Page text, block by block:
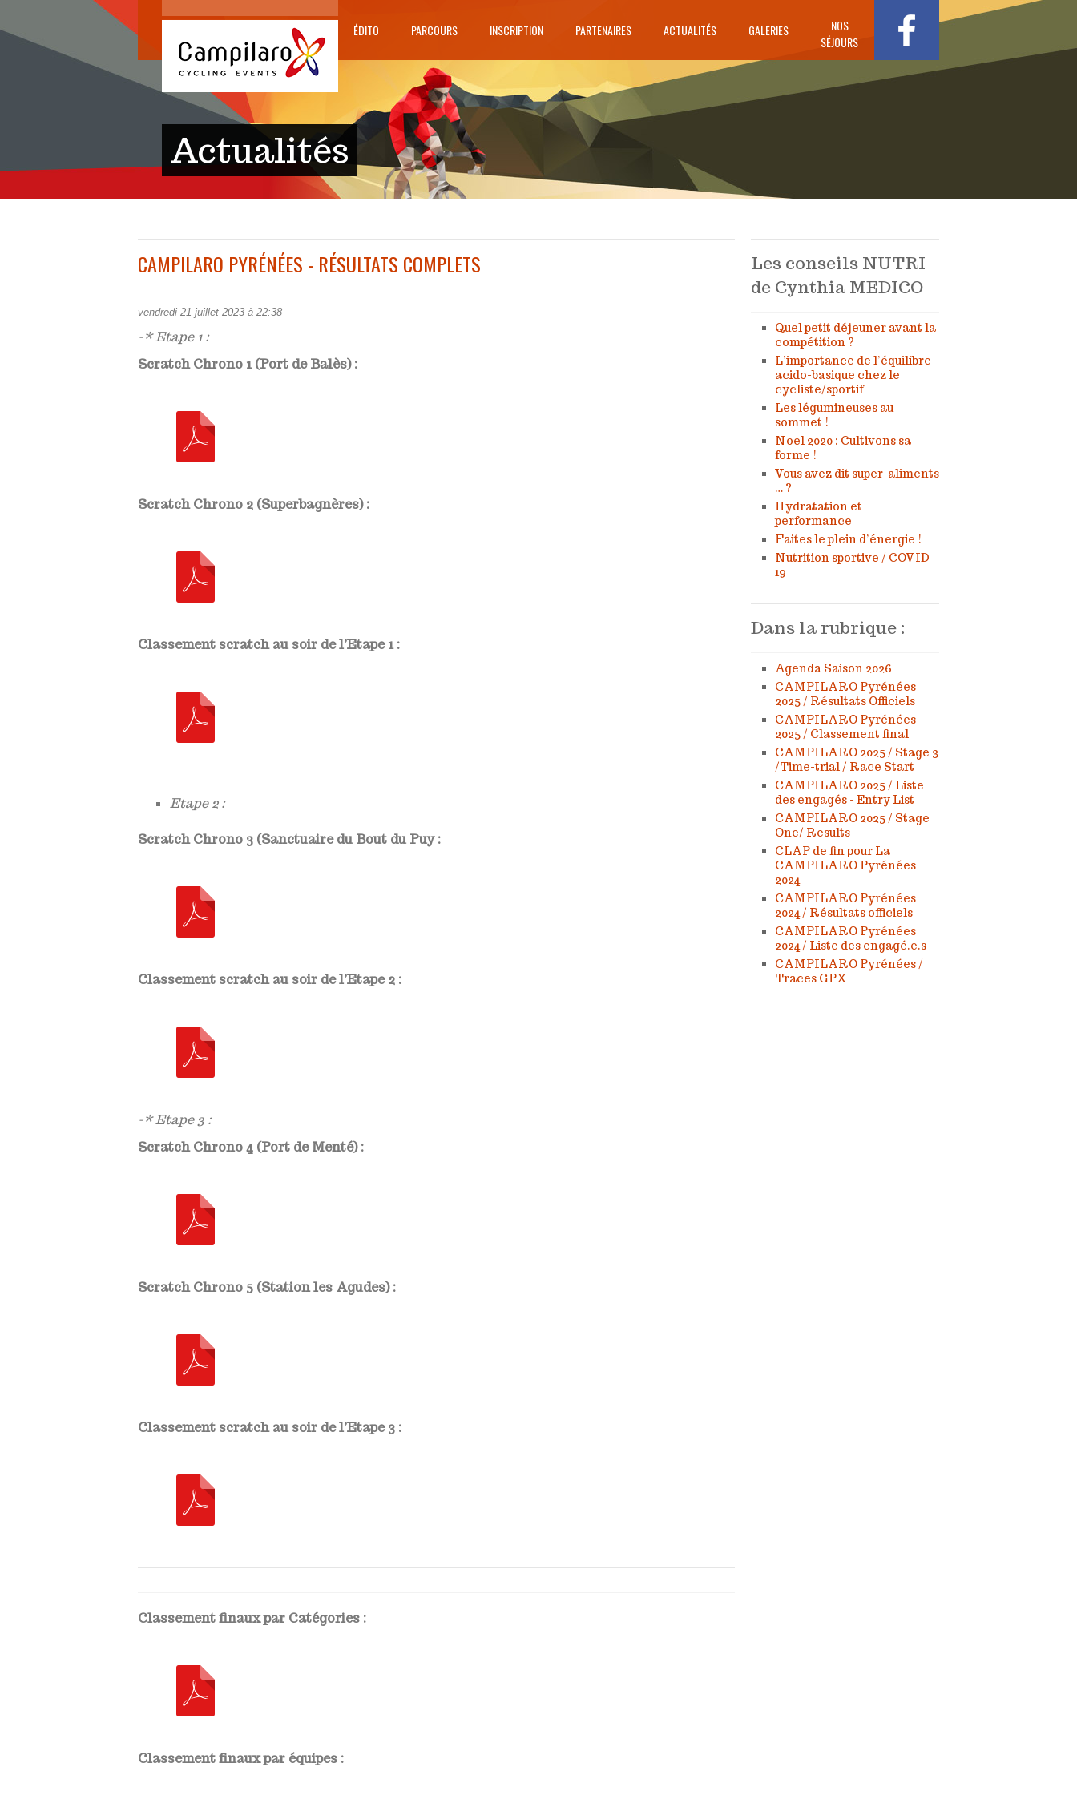
ÉDITO PARCOURS INSCRIPTION PARTENAIRES ACTUALITÉS GALERIES
NOS
SÉJOURS
Actualités
CAMPILARO PYRÉNÉES - RÉSULTATS COMPLETS
vendredi 21 juillet 2023 à 22:38
-* Etape 1 :
Scratch Chrono 1 (Port de Balès) :
Scratch Chrono 2 (Superbagnères) :
Classement scratch au soir de l’Etape 1 :
Etape 2 :
Scratch Chrono 3 (Sanctuaire du Bout du Puy :
Classement scratch au soir de l’Etape 2 :
-* Etape 3 :
Scratch Chrono 4 (Port de Menté) :
Scratch Chrono 5 (Station les Agudes) :
Classement scratch au soir de l’Etape 3 :
Classement finaux par Catégories :
Classement finaux par équipes :
Les conseils NUTRI
de Cynthia MEDICO
Quel petit déjeuner avant la
compétition ?
L’importance de l’équilibre
acido-basique chez le
cycliste/sportif
Les légumineuses au
sommet !
Noel 2020 : Cultivons sa
forme !
Vous avez dit super-aliments
… ?
Hydratation et
performance
Faites le plein d’énergie !
Nutrition sportive / COVID
19
Dans la rubrique :
Agenda Saison 2026
CAMPILARO Pyrénées
2025 / Résultats Officiels
CAMPILARO Pyrénées
2025 / Classement final
CAMPILARO 2025 / Stage 3
/Time-trial / Race Start
CAMPILARO 2025 / Liste
des engagés - Entry List
CAMPILARO 2025 / Stage
One/ Results
CLAP de fin pour La
CAMPILARO Pyrénées
2024
CAMPILARO Pyrénées
2024 / Résultats officiels
CAMPILARO Pyrénées
2024 / Liste des engagé.e.s
CAMPILARO Pyrénées /
Traces GPX